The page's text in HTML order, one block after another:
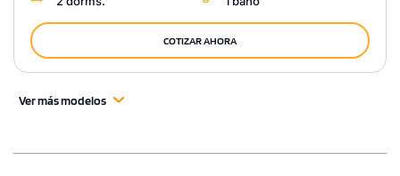
COTIZAR AHORA
Ver más modelos